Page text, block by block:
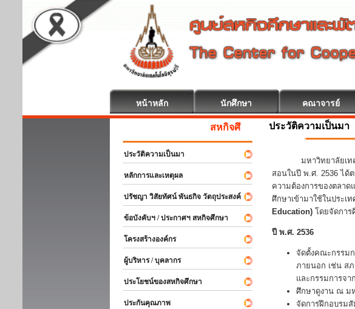
หน้าหลัก นักศึกษา คณาจารย์
สหกิจศึกษา ยินดีต้อนรับ
ประวัติความเป็นมา
หลักการและเหตุผล
ปรัชญา วิสัยทัศน์ พันธกิจ วัตถุประสงค์
ข้อบังคับฯ / ประกาศฯ สหกิจศึกษา
โครงสร้างองค์กร
ผู้บริหาร / บุคลากร
ประโยชน์ของสหกิจศึกษา
ประกันคุณภาพ
ประวัติความเป็นมา
มหาวิทยาลัยเทคโนโ
สอนในปี พ.ศ. 2536 ไ
ความต้องการของตลาด
ศึกษาเข้ามาใช้ในประ
Education) โดยจัดการ
ปี พ.ศ. 2536
จัดตั้งคณะกรรม
ภายนอก เช่น ส
และกรรมการจ
ศึกษาดูงาน ณ ม
จัดการฝึกอบรม